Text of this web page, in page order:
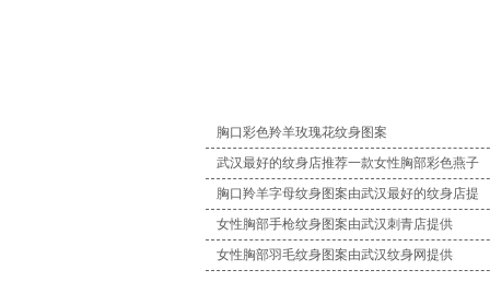
胸口彩色羚羊玫瑰花纹身图案
武汉最好的纹身店推荐一款女性胸部彩色燕子
胸口羚羊字母纹身图案由武汉最好的纹身店提
女性胸部手枪纹身图案由武汉刺青店提供
女性胸部羽毛纹身图案由武汉纹身网提供